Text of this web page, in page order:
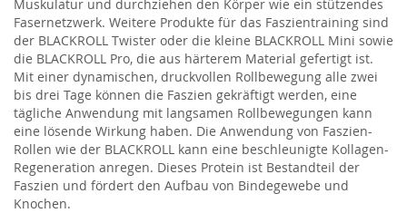
Muskulatur und durchziehen den Körper wie ein stützendes
Fasernetzwerk. Weitere Produkte für das Faszientraining sind
der BLACKROLL Twister oder die kleine BLACKROLL Mini sowie
die BLACKROLL Pro, die aus härterem Material gefertigt ist.
Mit einer dynamischen, druckvollen Rollbewegung alle zwei
bis drei Tage können die Faszien gekräftigt werden, eine
tägliche Anwendung mit langsamen Rollbewegungen kann
eine lösende Wirkung haben. Die Anwendung von Faszien-
Rollen wie der BLACKROLL kann eine beschleunigte Kollagen-
Regeneration anregen. Dieses Protein ist Bestandteil der
Faszien und fördert den Aufbau von Bindegewebe und
Knochen.